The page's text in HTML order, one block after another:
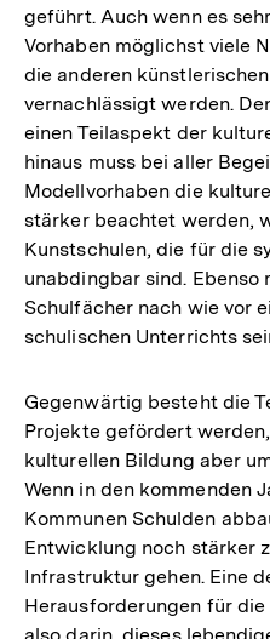
geführt. Auch wenn es
Vorhaben möglichst viele
die anderen
vernachlässigt werden.
einen Teilaspekt der
hinaus muss bei aller
Modellvorhaben die
stärker beachtet werden,
Kunstschulen, die für die
unabdingbar sind. Ebenso
Schulfächer nach wie vor
schulischen Unterrichts
Gegenwärtig besteht die
Projekte gefördert
kulturellen Bildung aber
Wenn in den kommenden
Kommunen Schulden
Entwicklung noch stärker
Infrastruktur gehen. Eine
Herausforderungen für